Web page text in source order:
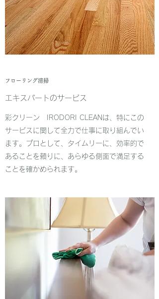
フローリング清掃
エキスパートのサービス
彩クリーン IRODORI CLEANは、特にこの
サービスに関して全力で仕事に取り組んでい
ます。プロとして、タイムリーに、効率的で
あることを頼りに、あらゆる側面で満足する
ことを確かめられます。